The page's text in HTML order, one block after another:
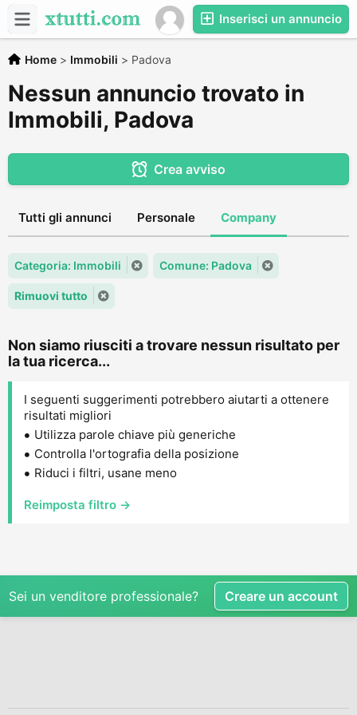
Inserisci un annuncio
Home > Immobili > Padova
Nessun annuncio trovato in
Immobili, Padova
Crea avviso
Tutti gli annunci Personale Company
Categoria: Immobili Comune: Padova
Rimuovi tutto
Non siamo riusciti a trovare nessun risultato per
la tua ricerca...
I seguenti suggerimenti potrebbero aiutarti a ottenere
risultati migliori
Utilizza parole chiave più generiche
Controlla l'ortografia della posizione
Riduci i filtri, usane meno
Reimposta filtro →
Sei un venditore professionale? Creare un account